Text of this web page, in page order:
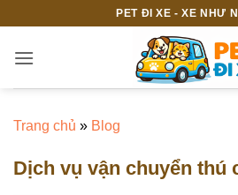
nội
PET ĐI XE - XE NHƯ
Trang chủ » Blog
Dịch vụ vận chuyển thú